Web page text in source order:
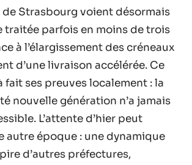
de Strasbourg voient désormais
traitée parfois en moins de trois
à l’élargissement des créneaux
d’une livraison accélérée. Ce
fait ses preuves localement : la
nouvelle génération n’a jamais
L’attente d’hier peut
autre époque : une dynamique
d’autres préfectures,